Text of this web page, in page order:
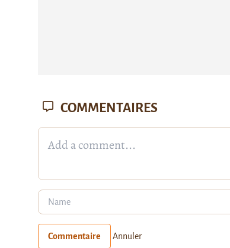
COMMENTAIRES
Commentaire Annuler